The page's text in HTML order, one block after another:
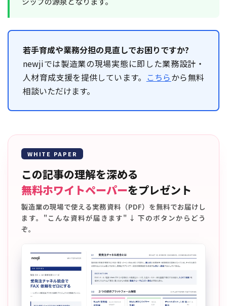
若手育成や業務分担の見直しでお困りですか?
newjiでは製造業の現場実態に即した業務設計・
人材育成支援を提供しています。 こちらから無料
相談いただけます。
WHITE PAPER
この記事の理解を深める
無料ホワイトペーパーをプレゼント
製造業の現場で使える実務資料（PDF）を無料でお届けし
ます。"こんな資料が届きます" ↓ 下のボタンからどう
ぞ。